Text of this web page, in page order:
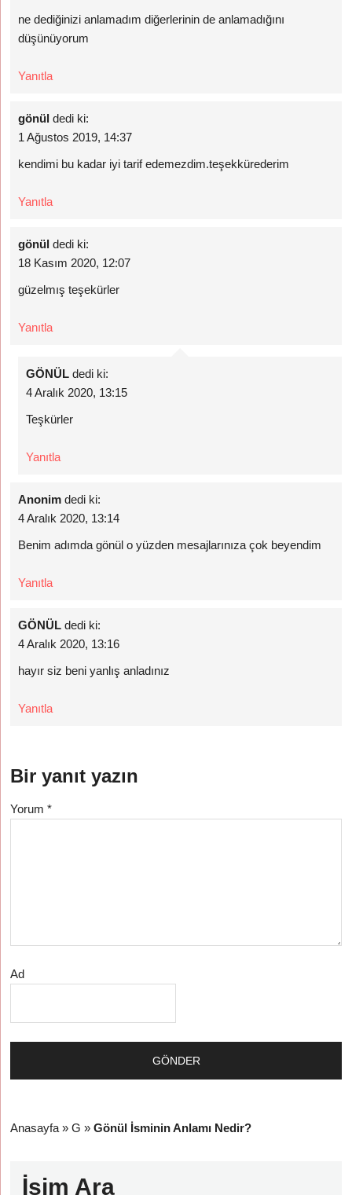
ne dediğinizi anlamadım diğerlerinin de anlamadığını
düşünüyorum
Yanıtla
gönül dedi ki:
1 Ağustos 2019, 14:37
kendimi bu kadar iyi tarif edemezdim.teşekkürederim
Yanıtla
gönül dedi ki:
18 Kasım 2020, 12:07
güzelmış teşekürler
Yanıtla
GÖNÜL dedi ki:
4 Aralık 2020, 13:15
Teşkürler
Yanıtla
Anonim dedi ki:
4 Aralık 2020, 13:14
Benim adımda gönül o yüzden mesajlarınıza çok beyendim
Yanıtla
GÖNÜL dedi ki:
4 Aralık 2020, 13:16
hayır siz beni yanlış anladınız
Yanıtla
Bir yanıt yazın
Yorum*
Ad
Anasayfa »G »Gönül İsminin Anlamı Nedir?
İsim Ara